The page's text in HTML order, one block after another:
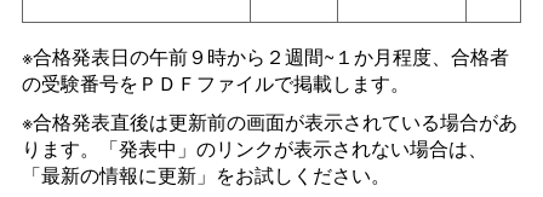
※合格発表日の午前９時から２週間~１か月程度、合格者
の受験番号をＰＤＦファイルで掲載します。
※合格発表直後は更新前の画面が表示されている場合があ
ります。「発表中」のリンクが表示されない場合は、
「最新の情報に更新」をお試しください。